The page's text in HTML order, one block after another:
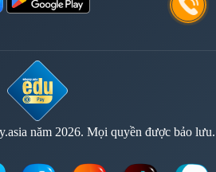
năm 2026. Mọi quyền được bảo lưu.